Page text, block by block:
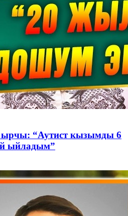
ырчы: “Аутист кызымды 6
ыйладым”